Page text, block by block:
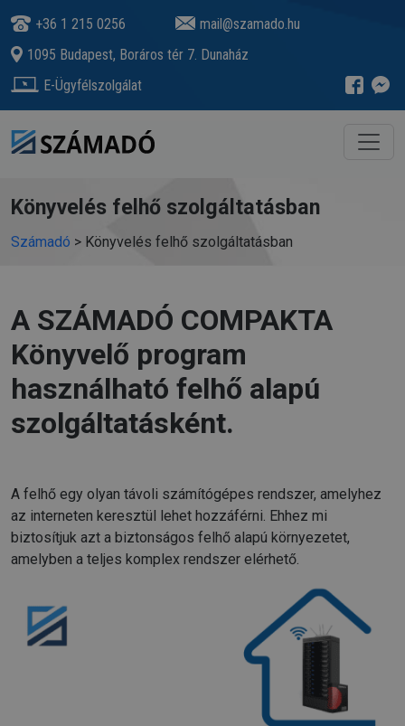
+36 1 215 0256
mail@szamado.hu
1095 Budapest, Boráros tér 7. Dunaház
E-Ügyfélszolgálat
Könyvelés felhő szolgáltatásban
Számadó > Könyvelés felhő szolgáltatásban
A SZÁMADÓ COMPAKTA
Könyvelő program
használható felhő alapú
szolgáltatásként.
A felhő egy olyan távoli számítógépes rendszer, amelyhez
az interneten keresztül lehet hozzáférni. Ehhez mi
biztosítjuk azt a biztonságos felhő alapú környezetet,
amelyben a teljes komplex rendszer elérhető.